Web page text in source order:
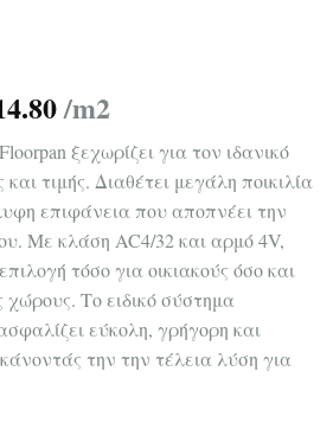
/m2
ξεχωρίζει για τον ιδανικό
τιμής. Διαθέτει μεγάλη ποικιλία
επιφάνεια που αποπνέει την
Με κλάση AC4/32 και αρμό 4V,
τόσο για οικιακούς όσο και
Το ειδικό σύστημα
εύκολη, γρήγορη και
την την τέλεια λύση για